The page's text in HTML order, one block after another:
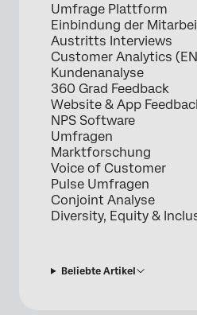
Umfrage Plattform
Einbindung der
Austritts Interviews
Customer Analytics
Kundenanalyse
360 Grad Feedback
Website & App
NPS Software
Umfragen
Marktforschung
Voice of Customer
Pulse Umfragen
Conjoint Analyse
Diversity, Equity &
Beliebte Artikel